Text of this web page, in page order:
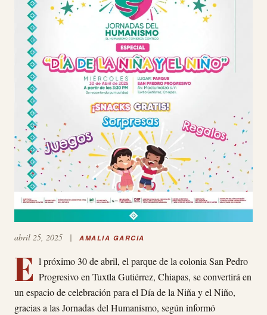
abril 25, 2025 | AMALIA GARCIA
E l próximo 30 de abril, el parque de la colonia San Pedro
Progresivo en Tuxtla Gutiérrez, Chiapas, se convertirá en
un espacio de celebración para el Día de la Niña y el Niño,
gracias a las Jornadas del Humanismo, según informó